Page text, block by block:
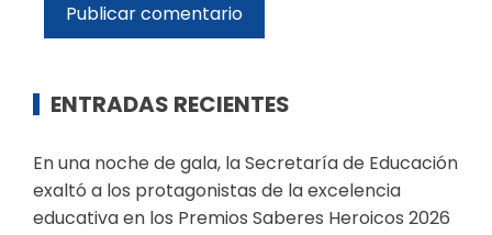
ENTRADAS RECIENTES
En una noche de gala, la Secretaría de Educación
exaltó a los protagonistas de la excelencia
educativa en los Premios Saberes Heroicos 2026